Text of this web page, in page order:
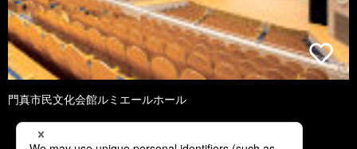
門真市民文化会館ルミエールホール